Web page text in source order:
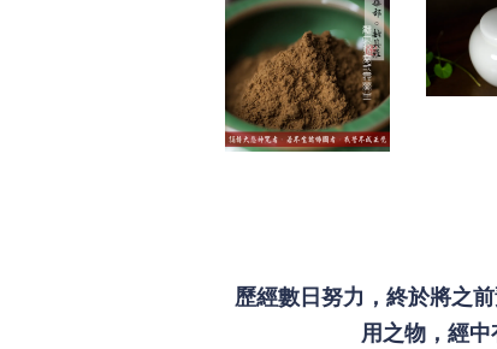
歷經數日努力，終於將之
用之物，經